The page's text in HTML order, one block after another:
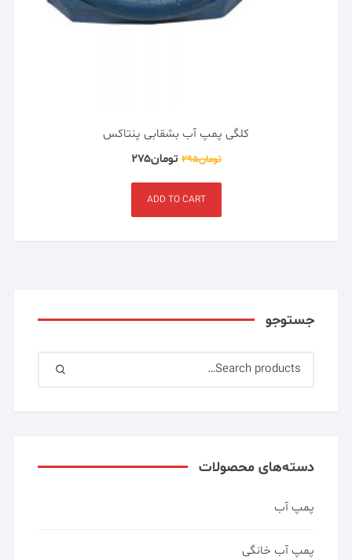
کلگی پمپ آب بشقابی پنتاکس
تومان۲۹۵ تومان۲۷۵
ADD TO CART
جستوجو
دسته‌های محصولات
پمپ آب
پمپ آب خانگی